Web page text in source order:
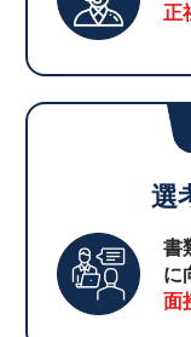
正
選
書
に
面